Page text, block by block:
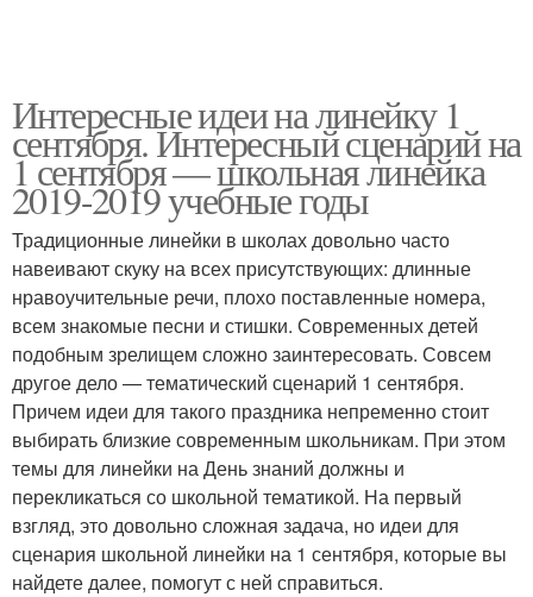
Интересные идеи на линейку 1
сентября. Интересный сценарий на
1 сентября — школьная линейка
2019-2019 учебные годы
Традиционные линейки в школах довольно часто
навеивают скуку на всех присутствующих: длинные
нравоучительные речи, плохо поставленные номера,
всем знакомые песни и стишки. Современных детей
подобным зрелищем сложно заинтересовать. Совсем
другое дело — тематический сценарий 1 сентября.
Причем идеи для такого праздника непременно стоит
выбирать близкие современным школьникам. При этом
темы для линейки на День знаний должны и
перекликаться со школьной тематикой. На первый
взгляд, это довольно сложная задача, но идеи для
сценария школьной линейки на 1 сентября, которые вы
найдете далее, помогут с ней справиться.